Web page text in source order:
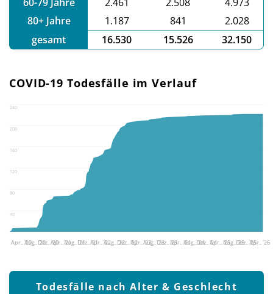
80+ Jahre
1.187 841
2.028
gesamt
16.530 15.526 32.150
COVID-19 Todesfälle im Verlauf
40
80
120
160
200
240
Apr.. '20Aug.. '20Dez.. '20Apr.. '21Aug.. '21Dez.. '21Apr.. '22Aug.. '22Dez.. '22Apr.. '23Aug.. '23Dez.. '23Apr.. '24Aug.. '24Dez.. '24Apr.. '25Aug.. '25Dez.. '25Apr.. '26
Todesfälle nach Alter & Geschlecht